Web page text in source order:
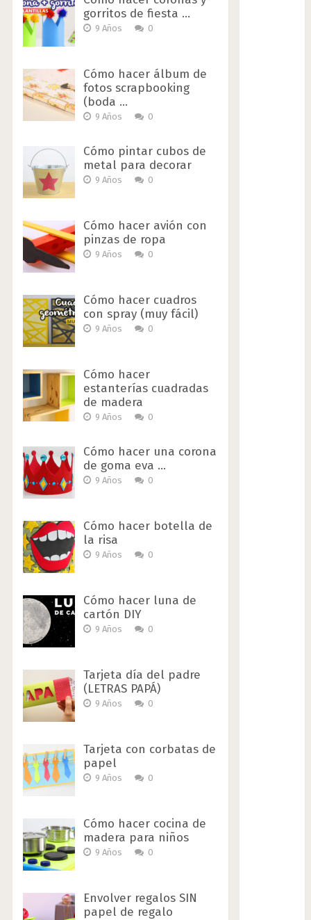
gorritos de fiesta …
9 Años 0
Cómo hacer álbum de
fotos scrapbooking
(boda …
9 Años 0
Cómo pintar cubos de
metal para decorar
9 Años 0
Cómo hacer avión con
pinzas de ropa
9 Años 0
Cómo hacer cuadros
con spray (muy fácil)
9 Años 0
Cómo hacer
estanterías cuadradas
de madera
9 Años 0
Cómo hacer una corona
de goma eva …
9 Años 0
Cómo hacer botella de
la risa
9 Años 0
Cómo hacer luna de
cartón DIY
9 Años 0
Tarjeta día del padre
(LETRAS PAPÁ)
9 Años 0
Tarjeta con corbatas de
papel
9 Años 0
Cómo hacer cocina de
madera para niños
9 Años 0
Envolver regalos SIN
papel de regalo